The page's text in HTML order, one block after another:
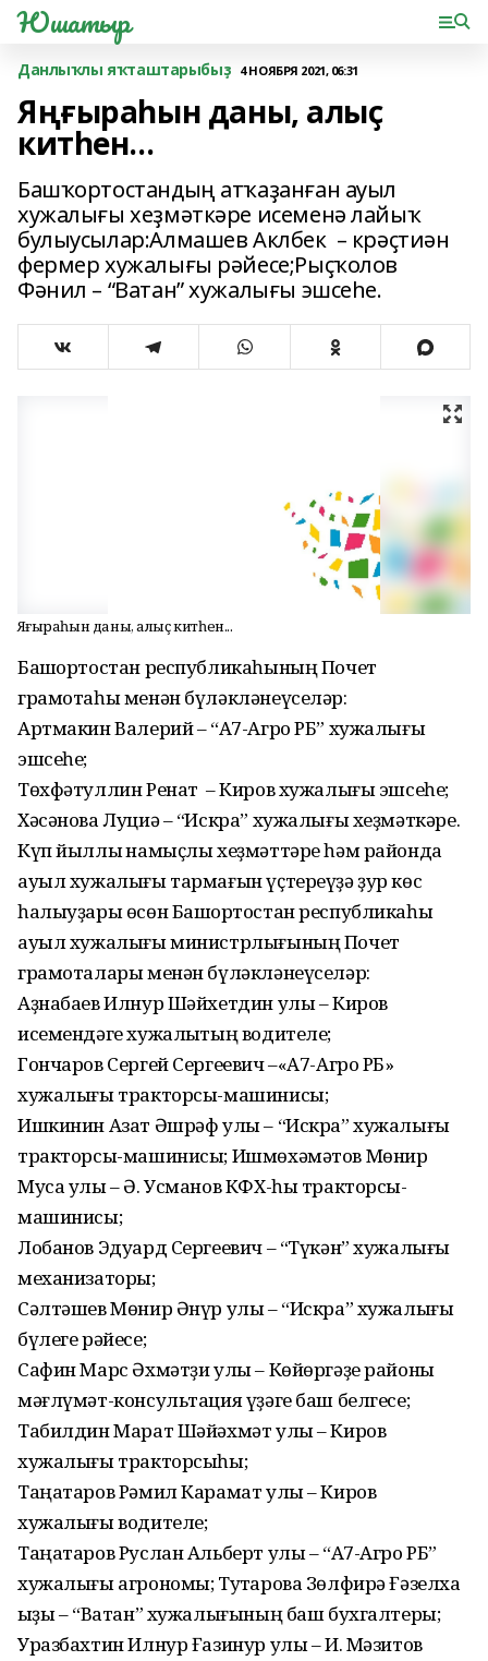
Юшатыр
Данлыҡлы яҡташтарыбыҙ 4 НОЯБРЯ 2021, 06:31
Яңғыраһын даны, алыҫ
китһен...
Башҡортостандың атҡаҙанған ауыл
хужалығы хеҙмәткәре исеменә лайыҡ
булыусылар:Алмашев Аклбек – крәҫтиән
фермер хужалығы рәйесе;Рыҫҡолов
Фәнил – “Ватан” хужалығы эшсеһе.
Яңғыраһын даны, алыҫ китһен...
Башҡортостан республикаһының Почет
грамотаһы менән бүләкләнеүселәр:
Артмакин Валерий – “А7-Агро РБ” хужалығы
эшсеһе;
Төхфәтуллин Ренат – Киров хужалығы эшсеһе;
Хәсәнова Луциә – “Искра” хужалығы хеҙмәткәре.
Күп йыллыҡ намыҫлы хеҙмәттәре һәм районда
ауыл хужалығы тармағын үҫтереүҙә ҙур көс
һалыуҙары өсөн Башҡортостан республикаһы
ауыл хужалығы министрлығының Почет
грамоталары менән бүләкләнеүселәр:
Аҙнабаев Илнур Шәйхетдин улы – Киров
исемендәге хужалыҡтың водителе;
Гончаров Сергей Сергеевич –«А7-Агро РБ»
хужалығы тракторсы-машинисы;
Ишкинин Азат Әшрәф улы – “Искра” хужалығы
тракторсы-машинисы; Ишмөхәмәтов Мөнир
Муса улы – Ә. Усманов КФХ-һы тракторсы-
машинисы;
Лобанов Эдуард Сергеевич – “Түкән” хужалығы
механизаторы;
Сәлтәшев Мөнир Әнүр улы – “Искра” хужалығы
бүлеге рәйесе;
Сафин Марс Әхмәтҙи улы – Көйөргәҙе районы
мәғлүмәт-консультация үҙәге баш белгесе;
Табилдин Марат Шәйәхмәт улы – Киров
хужалығы тракторсыһы;
Таңатаров Рәмил Карамат улы – Киров
хужалығы водителе;
Таңатаров Руслан Альберт улы – “А7-Агро РБ”
хужалығы агрономы; Туҡтарова Зөлфирә Ғәзелхаҡ
ҡыҙы – “Ватан” хужалығының баш бухгалтеры;
Уразбахтин Илнур Ғазинур улы – И. Мәзитов